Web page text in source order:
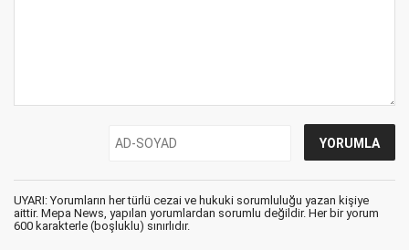
UYARI: Yorumların her türlü cezai ve hukuki sorumluluğu yazan kişiye
aittir. Mepa News, yapılan yorumlardan sorumlu değildir. Her bir yorum
600 karakterle (boşluklu) sınırlıdır.